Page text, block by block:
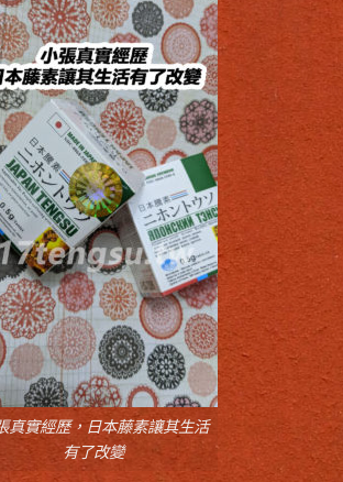
真實經歷，日本藤素讓其生活
有了改變